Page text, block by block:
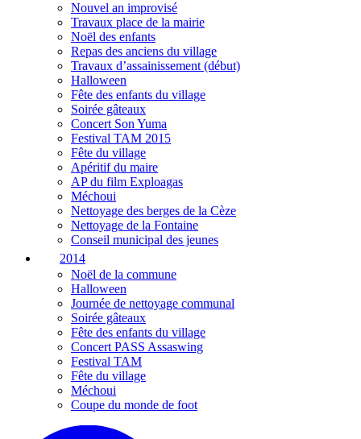
Nouvel an improvisé
Travaux place de la mairie
Noël des enfants
Repas des anciens du village
Travaux d’assainissement (début)
Halloween
Fête des enfants du village
Soirée gâteaux
Concert Son Yuma
Festival TAM 2015
Fête du village
Apéritif du maire
AP du film Exploagas
Méchoui
Nettoyage des berges de la Cèze
Nettoyage de la Fontaine
Conseil municipal des jeunes
2014
Noël de la commune
Halloween
Journée de nettoyage communal
Soirée gâteaux
Fête des enfants du village
Concert PASS Assaswing
Festival TAM
Fête du village
Méchoui
Coupe du monde de foot